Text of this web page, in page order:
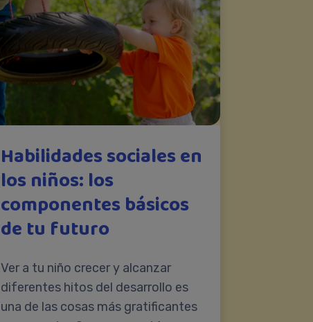
Habilidades sociales en
los niños: los
componentes básicos
de tu futuro
Ver a tu niño crecer y alcanzar
diferentes hitos del desarrollo es
una de las cosas más gratificantes